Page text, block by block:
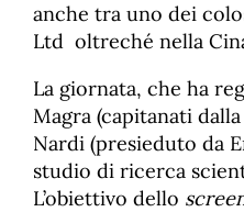
anche tra uno dei
Ltd oltreché nella
La giornata, che ha
Magra (capitanati
Nardi (presieduto da
studio di ricerca
L’obiettivo dello